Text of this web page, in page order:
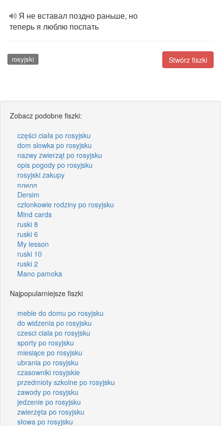
Я не вставал поздно раньше, но
теперь я люблю поспать
Stwórz fiszki
rosyjski
Zobacz podobne fiszki:
części ciała po rosyjsku
dom slowka po rosyjsku
nazwy zwierząt po rosyjsku
opis pogody po rosyjsku
rosyjski zakupy
плилл
Dersim
członkowie rodziny po rosyjsku
Mind cards
ruski 8
ruski 6
My lesson
ruski 10
ruski 2
Mano pamoka
Najpopularniejsze fiszki
meble do domu po rosyjsku
do widzenia po rosyjsku
czesci ciala po rosyjsku
sporty po rosyjsku
miesiące po rosyjsku
ubrania po rosyjsku
czasowniki rosyjskie
przedmioty szkolne po rosyjsku
zawody po rosyjsku
jedzenie po rosyjsku
zwierzęta po rosyjsku
słowa po rosyjsku